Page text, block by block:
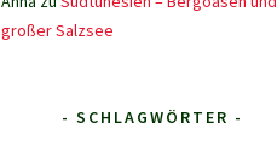
großer Salzsee
- SCHLAGWÖRTER -